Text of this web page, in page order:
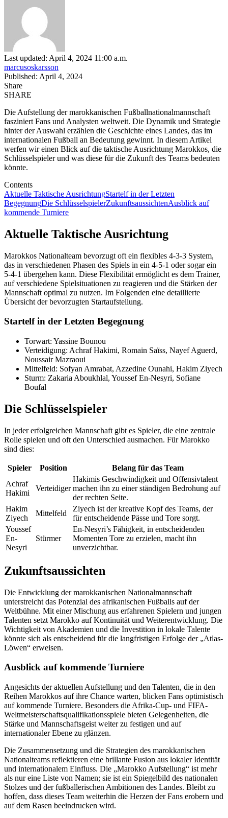
Last updated: April 4, 2024 11:00 a.m.
marcusoskarsson
Published: April 4, 2024
Share
SHARE
Die Aufstellung der marokkanischen Fußballnationalmannschaft
fasziniert Fans und Analysten weltweit. Die Dynamik und Strategie
hinter der Auswahl erzählen die Geschichte eines Landes, das im
internationalen Fußball an Bedeutung gewinnt. In diesem Artikel
werfen wir einen Blick auf die taktische Ausrichtung Marokkos, die
Schlüsselspieler und was diese für die Zukunft des Teams bedeuten
könnte.
Contents
Aktuelle Taktische AusrichtungStartelf in der Letzten
BegegnungDie SchlüsselspielerZukunftsaussichtenAusblick auf
kommende Turniere
Aktuelle Taktische Ausrichtung
Marokkos Nationalteam bevorzugt oft ein flexibles 4-3-3 System,
das in verschiedenen Phasen des Spiels in ein 4-5-1 oder sogar ein
5-4-1 übergehen kann. Diese Flexibilität ermöglicht es dem Trainer,
auf verschiedene Spielsituationen zu reagieren und die Stärken der
Mannschaft optimal zu nutzen. Im Folgenden eine detaillierte
Übersicht der bevorzugten Startaufstellung.
Startelf in der Letzten Begegnung
Torwart: Yassine Bounou
Verteidigung: Achraf Hakimi, Romain Saïss, Nayef Aguerd,
Noussair Mazraoui
Mittelfeld: Sofyan Amrabat, Azzedine Ounahi, Hakim Ziyech
Sturm: Zakaria Aboukhlal, Youssef En-Nesyri, Sofiane
Boufal
Die Schlüsselspieler
In jeder erfolgreichen Mannschaft gibt es Spieler, die eine zentrale
Rolle spielen und oft den Unterschied ausmachen. Für Marokko
sind dies:
Spieler Position
Belang für das Team
Achraf
Hakimi
Verteidiger
Hakimis Geschwindigkeit und Offensivtalent
machen ihn zu einer ständigen Bedrohung auf
der rechten Seite.
Hakim
Ziyech
Mittelfeld
Ziyech ist der kreative Kopf des Teams, der
für entscheidende Pässe und Tore sorgt.
Youssef
En-
Nesyri
Stürmer
En-Nesyri’s Fähigkeit, in entscheidenden
Momenten Tore zu erzielen, macht ihn
unverzichtbar.
Zukunftsaussichten
Die Entwicklung der marokkanischen Nationalmannschaft
unterstreicht das Potenzial des afrikanischen Fußballs auf der
Weltbühne. Mit einer Mischung aus erfahrenen Spielern und jungen
Talenten setzt Marokko auf Kontinuität und Weiterentwicklung. Die
Wichtigkeit von Akademien und die Investition in lokale Talente
könnte sich als entscheidend für die langfristigen Erfolge der „Atlas-
Löwen“ erweisen.
Ausblick auf kommende Turniere
Angesichts der aktuellen Aufstellung und den Talenten, die in den
Reihen Marokkos auf ihre Chance warten, blicken Fans optimistisch
auf kommende Turniere. Besonders die Afrika-Cup- und FIFA-
Weltmeisterschaftsqualifikationsspiele bieten Gelegenheiten, die
Stärke und Mannschaftsgeist weiter zu festigen und auf
internationaler Ebene zu glänzen.
Die Zusammensetzung und die Strategien des marokkanischen
Nationalteams reflektieren eine brillante Fusion aus lokaler Identität
und internationalem Einfluss. Die „Marokko Aufstellung“ ist mehr
als nur eine Liste von Namen; sie ist ein Spiegelbild des nationalen
Stolzes und der fußballerischen Ambitionen des Landes. Bleibt zu
hoffen, dass dieses Team weiterhin die Herzen der Fans erobern und
auf dem Rasen beeindrucken wird.